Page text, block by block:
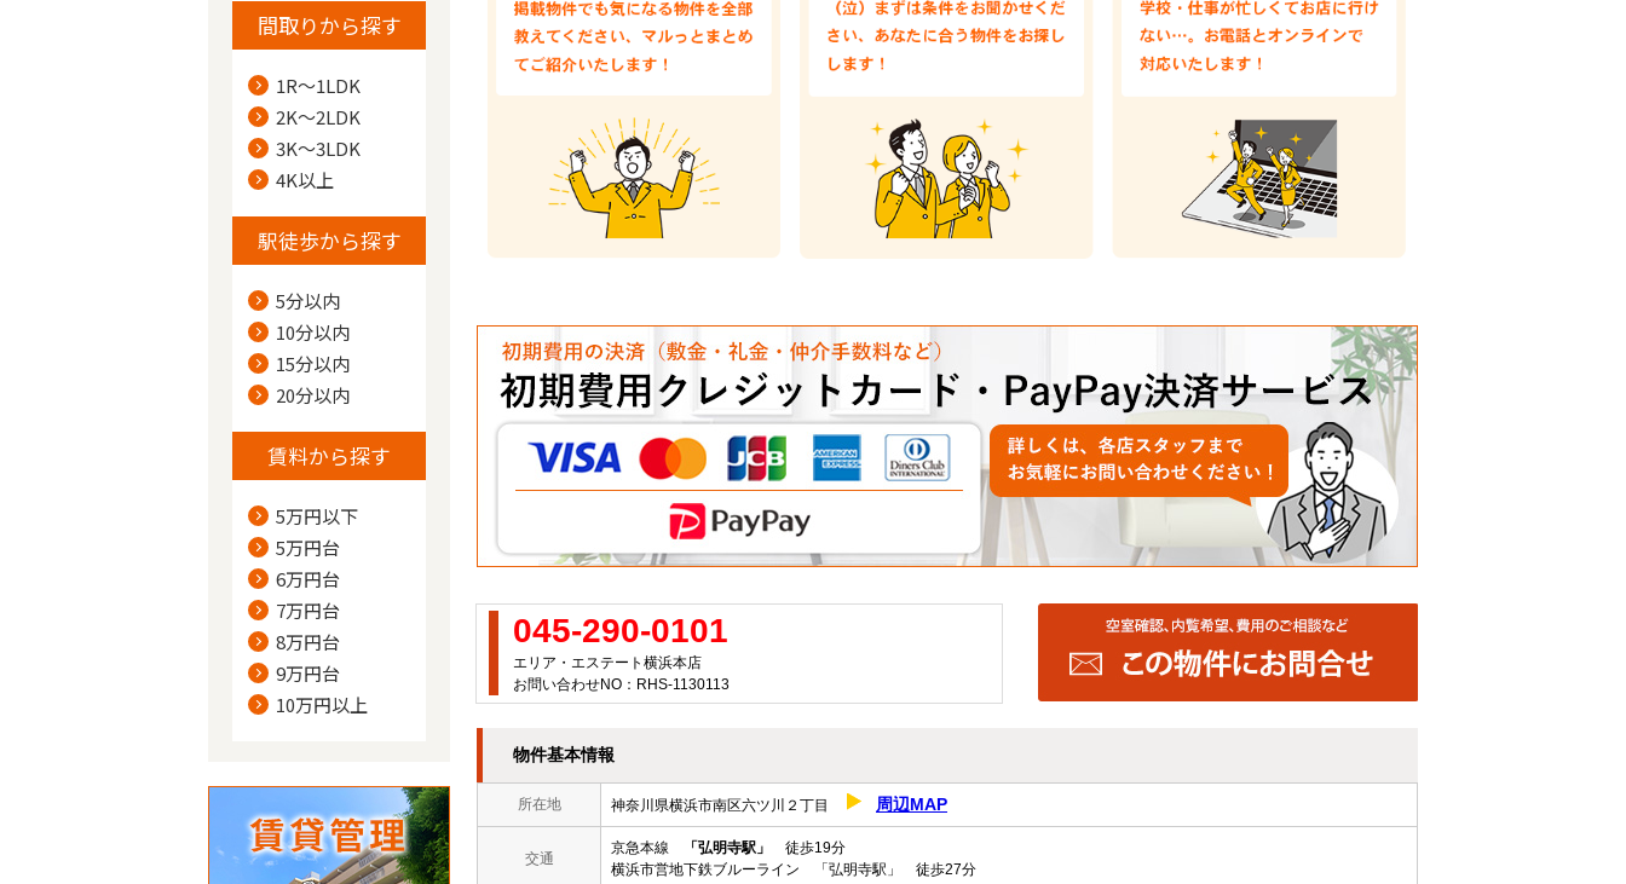
045-290-0101
エリア・エステート横浜本店
お問い合わせNO：RHS-1130113
物件基本情報
所在地 神奈川県横浜市南区六ツ川２丁目 周辺MAP
交通
京急本線 「弘明寺駅」
徒歩19分
横浜市営地下鉄ブルーライン 「弘明寺駅」 徒歩27分
間取りから探す
1R～1LDK
2K～2LDK
3K～3LDK
4K以上
駅徒歩から探す
5分以内
10分以内
15分以内
20分以内
賃料から探す
5万円以下
5万円台
6万円台
7万円台
8万円台
9万円台
10万円以上